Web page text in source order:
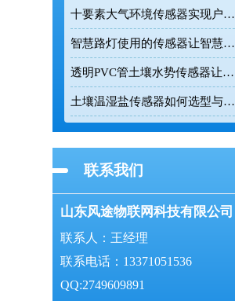
十要素大气环境传感器实现户外气象24小时连续监测
智慧路灯使用的传感器让智慧路灯成为城市环境监测的前端节点
透明PVC管土壤水势传感器让农业灌溉更精准
土壤温湿盐传感器如何选型与正确安装
联系我们
山东风途物联网科技有限公司
联系人：王经理
联系电话：13371051536
QQ:2749609891